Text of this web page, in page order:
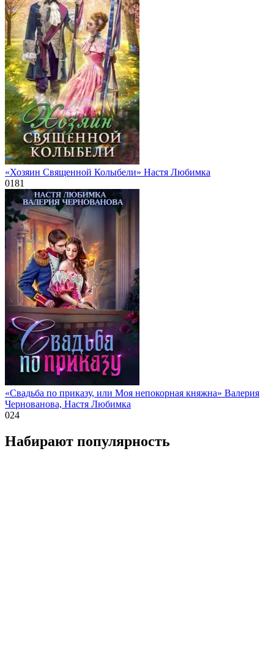
«Хозяин Священной Колыбели» Настя Любимка
0181
«Свадьба по приказу, или Моя непокорная княжна» Валерия
Чернованова, Настя Любимка
024
Набирают популярность